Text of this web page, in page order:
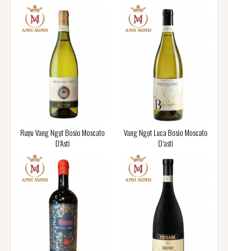
Rượu Vang Ngọt Bosio Moscato
D’Asti
Vang Ngọt Luca Bosio Moscato
D’asti